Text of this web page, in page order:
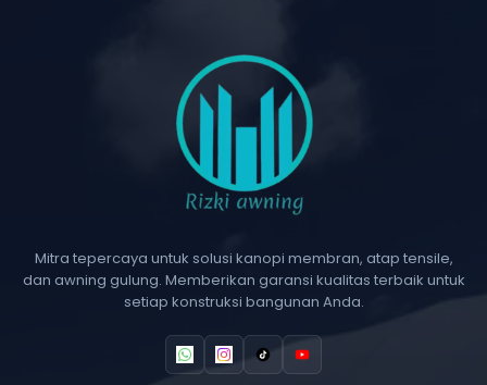
Mitra tepercaya untuk solusi kanopi membran, atap tensile,
dan awning gulung. Memberikan garansi kualitas terbaik untuk
setiap konstruksi bangunan Anda.